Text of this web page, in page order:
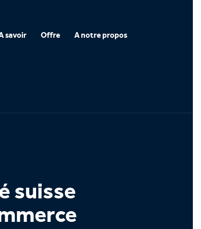
savoir Offre A notre propos
suisse